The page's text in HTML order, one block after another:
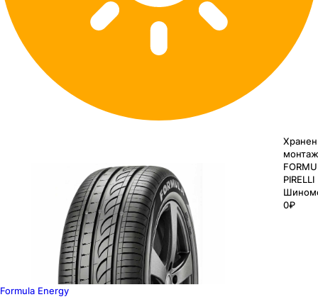
PIRELLI
0₽
Formula Energy